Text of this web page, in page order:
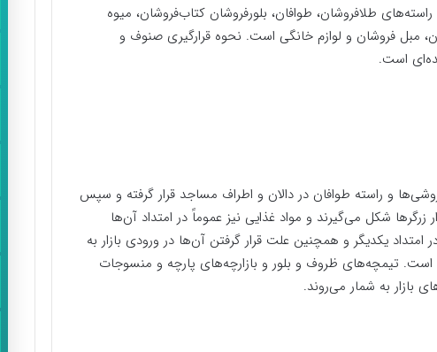
طلافروشان، طوافان، بلورفروشان کتاب‌فروشان، میوه
مبل فروشان و لوازم خانگی است. نحوه قرارگیری صنوف و
است.
و راسته طوافان در دالان و اطراف مساجد قرار گرفته و سپس
زرگرها شکل می‌گیرند و مواد غذایی نیز عموماً در امتداد آن‌ها
یکدیگر و همچنین علت قرار گرفتن آن‌ها در ورودی بازار به
تیمچه‌های ظروف و بلور و بازارچه‌های پارچه و منسوجات
بازار به شمار می‌روند.